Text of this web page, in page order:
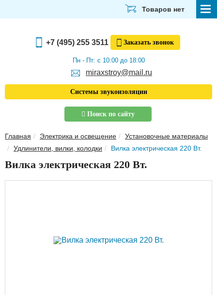
ОТДЕЛОЧНЫЕ МАТЕРИАЛЫ
ЭЛЕКТРИКА И ОСВЕЩЕНИЕ
ЗВУКОИЗОЛЯЦИЯ
Главная
Товаров нет
+7 (495) 255 3511 Заказать звонок
Пн - Пт: с 10:00 до 18:00
miraxstroy@mail.ru
Системы звукоизоляции
Поиск по сайту
Главная Электрика и освещение
Установочные материалы
Удлинители, вилки, колодки
Вилка электрическая 220 Вт.
Вилка электрическая 220 Вт.